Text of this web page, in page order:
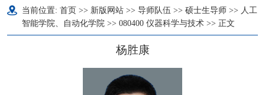
当前位置: 首页 >> 新版网站 >> 导师队伍 >> 硕士生导师 >> 人工
智能学院、自动化学院 >> 080400 仪器科学与技术 >> 正文
杨胜康